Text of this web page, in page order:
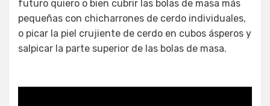
futuro quiero o bien cubrir las bolas de masa más
pequeñas con chicharrones de cerdo individuales,
o picar la piel crujiente de cerdo en cubos ásperos y
salpicar la parte superior de las bolas de masa.